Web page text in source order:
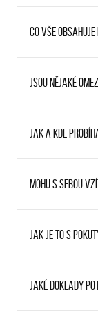
Co vše
Jsou nějaké
Jak a kde
Mohu s sebou
Jak je to s
Jaké doklady